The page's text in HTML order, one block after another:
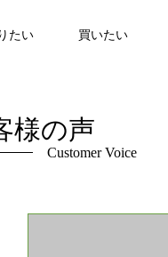
たい 買いたい
様の声
Customer Voice